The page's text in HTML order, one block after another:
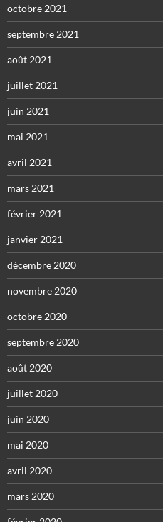
octobre 2021
septembre 2021
août 2021
juillet 2021
juin 2021
mai 2021
avril 2021
mars 2021
février 2021
janvier 2021
décembre 2020
novembre 2020
octobre 2020
septembre 2020
août 2020
juillet 2020
juin 2020
mai 2020
avril 2020
mars 2020